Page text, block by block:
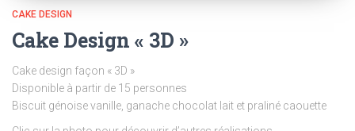
CAKE DESIGN
Cake Design « 3D »
Cake design façon « 3D »
Disponible à partir de 15 personnes
Biscuit génoise vanille, ganache chocolat lait et praliné caouette